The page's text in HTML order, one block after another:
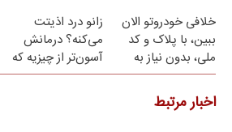
خلافی خودروتو الان
ببین، با پلاک و کد
ملی، بدون نیاز به
مراجعه حضوری
زانو درد اذیتت
می‌کنه؟ درمانش
آسون‌تر از چیزیه که
فکر
اخبار مرتبط